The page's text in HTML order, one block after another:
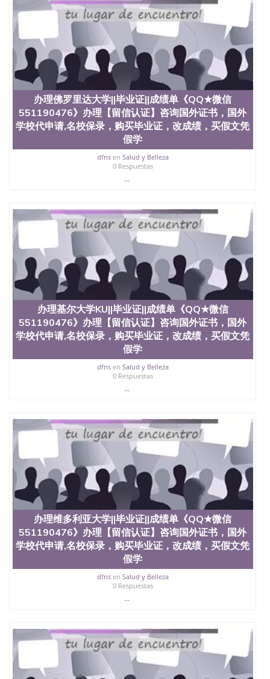
证明QQ微信551190476国外硕士文凭办理QQ微信
551190476 网上买文凭可靠吗QQ微信551190476买国
外文凭质量QQ微信551190476国外本科毕业证怎么办
理QQ微信551190476国外大学文凭真制作QQ微信
551190476办国外文凭可找工作QQ微信551190476国
外大学有毕业证QQ微信551190476办理国外毕业证价
格QQ微信551190476国外编号查询QQ微信551190476
办理国外文凭要交定金吗QQ微信551190476办国外可
查文凭QQ微信551190476网上购买真文凭可信吗QQ
微信551190476学士学位证书查询机构QQ微信
551190476 国外资格证书办理QQ微信551190476如何
办理学历认证QQ微信551190476海外文凭认证办理
QQ微信551190476 圣何塞州立大学（San Jose State
University, 又译为“圣荷西州立大学”）成立于1857
年，简称SJSU，是加州历史悠久的大学之一，也是美
西地区的公立大学之一。位于圣何塞市San Jose中
茅的毕业薪资，浓厚的多元化学术氛围，杰出的本科
教育质量，被《福克斯》杂志评选为全美50强公立综
合性大学，每年有来自世界各地的成百上千的海外学
生前往求学。 至今，这是一所在世界上享有学术地
位、声誉、实习机会和影响力的高等教育机构，并获
誉为美国本科教育质量的核心代表。其计算机系与会
计系更是在当今美国大学教学排名中表现优异。其毕
业生大多可以在其所处地域的世界硅谷中心得到工作
机会。许多硅谷公司甚至在学生大三和大四的学期提
供许多相应科系的实习机会。无论是加州大学系统
(UC)，还是加州州立大学系统(CSU), 圣何塞州立大学
都占据着加州所有大学中的地理位置。 圣何塞州立大
学座落于硅谷(Silicon Valley), 于附近的旧金山-圣何塞
地区为全美的重要科技中心。约有学生三万人，超过
134种学士学科和65个硕士学科，并有来自世界60余
也吸引了众多不同国家的专业人士前来研究与学习。
二、办理流程： 1、收集客户办理信息； 2、客户付
定金下单； 3、公司确认到账转制作点做电子图；
4、电子图做好发给客户确认； 5、电子图确认好转成
品部做成品； 6、成品做好拍照或者视频确认再付余
款； 7、快递给客户（国内顺丰，国外DHL）。 三、
真实网上可查的证明材料 1、教育部学历学位认证，
留服真实存档可查，存档。 2、留学回国人员证明
（使馆认证），使馆网站真实存档可查。 3、留信网
真实可查认证办理，存档可查，终身受用。 四、办理
流程农业科学院、艺术与建筑学院、商学院、交流学
院、地球及物质科学院、教育学院、工程学院、健康
与人类发展学院、信息工程与科学学院、人文学院、
护理学院、科学学院等。学校的教育学院排名在全美
前十名，工学院排名在前十五名，且继续攀升中。纽
约大学为学生们提供本科、硕士及博士学位。学校的
专业课程包括：会计学、MBA、财务、教育、建筑工
学、美术、电子工程、天文学、农业、环境污染控
制、历史、电气工程、生物工程、建筑设计、工商管
理、材料科学、机械工程、航天工程、土木工程、数
学、化学、英语、社会科学、心理学、戏剧、市场营
销、机械工程、计算机科学、物理学、人工智能、商
办理佛罗里达大学||毕业证||成绩单《QQ★微信
551190476》办理【留信认证】咨询国外证书，国外
学校代申请,名校保录，购买毕业证，改成绩，买假文凭
假学
dfnsen Salud y Belleza
0 Respuestas
...
办理基尔大学KU||毕业证||成绩单《QQ★微信
551190476》办理【留信认证】咨询国外证书，国外
学校代申请,名校保录，购买毕业证，改成绩，买假文凭
假学
dfnsen Salud y Belleza
0 Respuestas
...
办理维多利亚大学||毕业证||成绩单《QQ★微信
551190476》办理【留信认证】咨询国外证书，国外
学校代申请,名校保录，购买毕业证，改成绩，买假文凭
假学
dfnsen Salud y Belleza
0 Respuestas
...